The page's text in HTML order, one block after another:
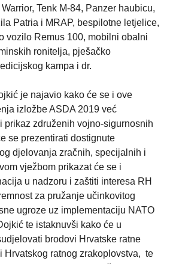
Tenk M-84, Panzer haubicu,
Patria i MRAP, bespilotne letjelice,
vozilo Remus 100, mobilni obalni
ronitelja, pješačko
kampa i dr.
je najavio kako će se i ove
izložbe ASDA 2019 već
prikaz združenih vojno-sigurnosnih
se prezentirati dostignute
djelovanja zračnih, specijalnih i
vježbom prikazat će se i
u nadzoru i zaštiti interesa RH
za pružanje učinkovitog
ugroze uz implementaciju NATO
te istaknuvši kako će u
brodovi Hrvatske ratne
Hrvatskog ratnog zrakoplovstva, te